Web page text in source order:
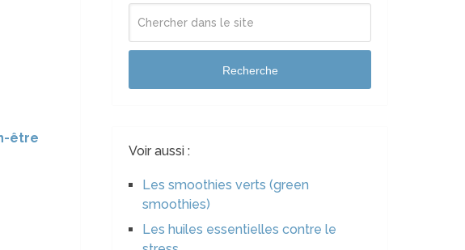
Recherche
Voir aussi :
Les smoothies verts (green
smoothies)
Les huiles essentielles contre le